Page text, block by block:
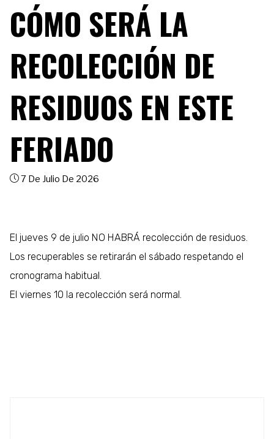
CÓMO SERÁ LA
RECOLECCIÓN DE
RESIDUOS EN ESTE
FERIADO
7 De Julio De 2026
El jueves 9 de julio NO HABRÁ recolección de residuos.
Los recuperables se retirarán el sábado respetando el
cronograma habitual.
El viernes 10 la recolección será normal.